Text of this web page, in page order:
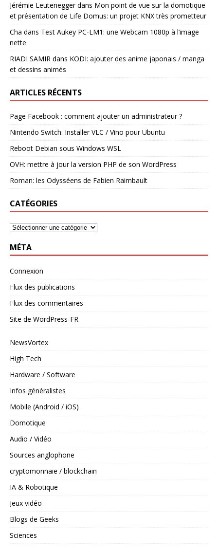
Jérémie Leuteneggerdans Mon point de vue sur la domotique
et présentation de Life Domus: un projet KNX très prometteur
Cha dans Test Aukey PC-LM1: une Webcam 1080p à l’image
nette
RIADI SAMIR dans KODI: ajouter des anime japonais / manga
et dessins animés
ARTICLES RÉCENTS
Page Facebook : comment ajouter un administrateur ?
Nintendo Switch: Installer VLC / Vino pour Ubuntu
Reboot Debian sous Windows WSL
OVH: mettre à jour la version PHP de son WordPress
Roman: les Odysséens de Fabien Raimbault
CATÉGORIES
MÉTA
Connexion
Flux des publications
Flux des commentaires
Site de WordPress-FR
NewsVortex
High Tech
Hardware / Software
Infos généralistes
Mobile (Android / iOS)
Domotique
Audio / Vidéo
Sources anglophone
cryptomonnaie / blockchain
IA & Robotique
Jeux vidéo
Blogs de Geeks
Sciences